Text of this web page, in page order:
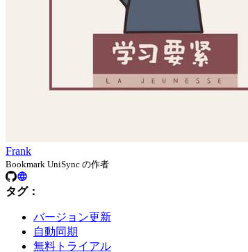
Frank
Bookmark UniSync の作者
タグ：
バージョン更新
自動同期
無料トライアル